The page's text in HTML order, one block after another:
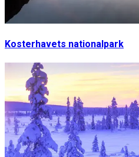
Kosterhavets nationalpark